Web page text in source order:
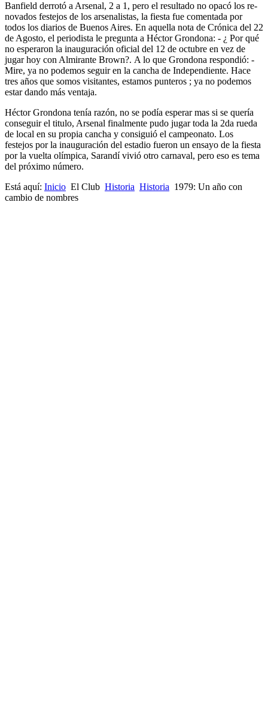
Banfield derrotó a Arsenal, 2 a 1, pero el resultado no opacó los re­
novados festejos de los arsenalistas, la fiesta fue comentada por
todos los diarios de Buenos Aires. En aquella nota de Crónica del 22
de Agosto, el periodista le pregunta a Héctor Grondona: - ¿ Por qué
no esperaron la inauguración oficial del 12 de octubre en vez de
jugar hoy con Almirante Brown?. A lo que Grondona respondió: -
Mire, ya no podemos seguir en la cancha de Independiente. Hace
tres años que somos visitantes, esta­mos punteros ; ya no podemos
estar dando más ventaja.
Héctor Grondona tenía razón, no se podía esperar mas si se quería
conseguir el titulo, Arsenal finalmente pudo jugar toda la 2da rueda
de local en su propia cancha y consiguió el campeonato. Los
festejos por la inauguración del estadio fueron un ensayo de la fiesta
por la vuelta olímpica, Sarandí vivió otro carnaval, pero eso es tema
del próximo número.
Está aquí: Inicio El Club Historia Historia 1979: Un año con
cambio de nombres